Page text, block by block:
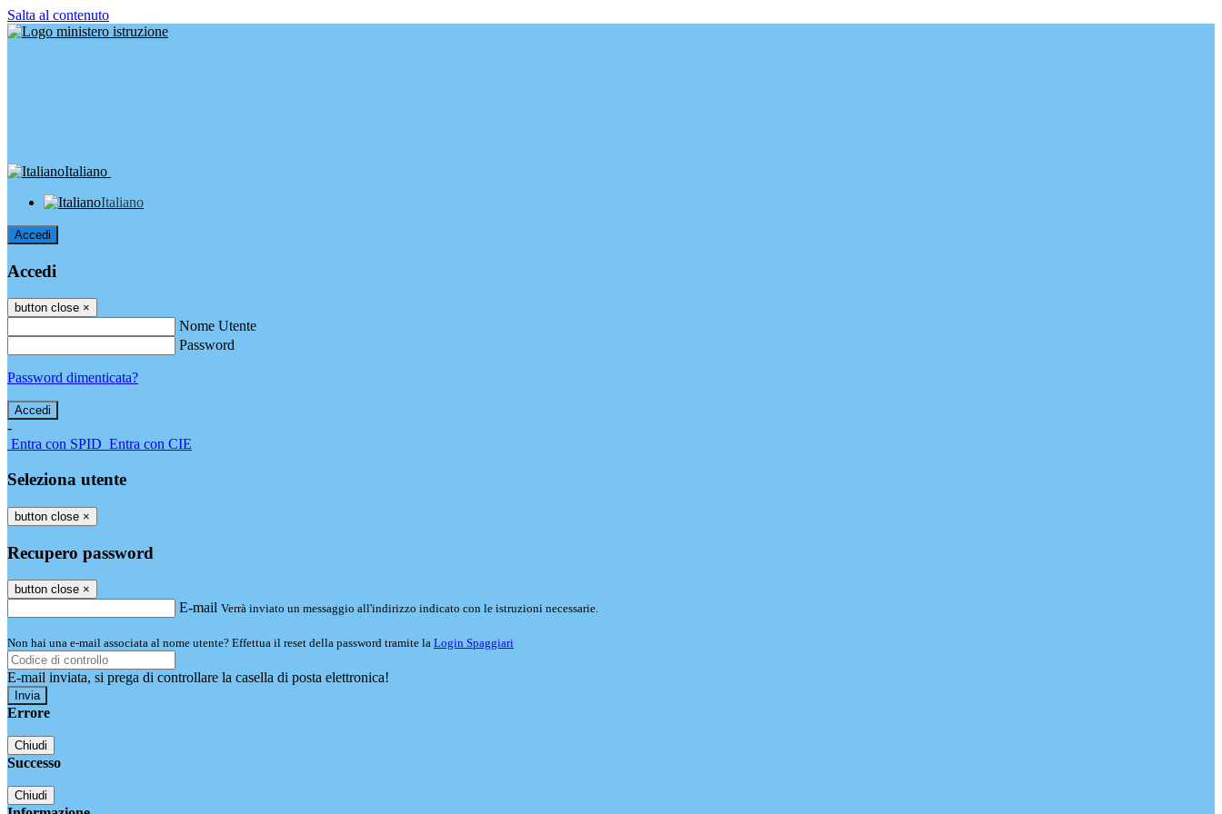
Salta al contenuto
Italiano
Italiano
Accedi
Accedi
button close ×
Nome Utente
Password
Password dimenticata?
-
Entra con SPID Entra con CIE
Seleziona utente
button close ×
Recupero password
button close ×
E-mail Verrà inviato un messaggio all'indirizzo indicato con le istruzioni necessarie.
Non hai una e-mail associata al nome utente? Effettua il reset della password tramite la Login Spaggiari
E-mail inviata, si prega di controllare la casella di posta elettronica!
Errore
Chiudi
Successo
Chiudi